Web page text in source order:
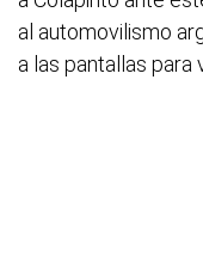
al automovilismo
a las pantallas para